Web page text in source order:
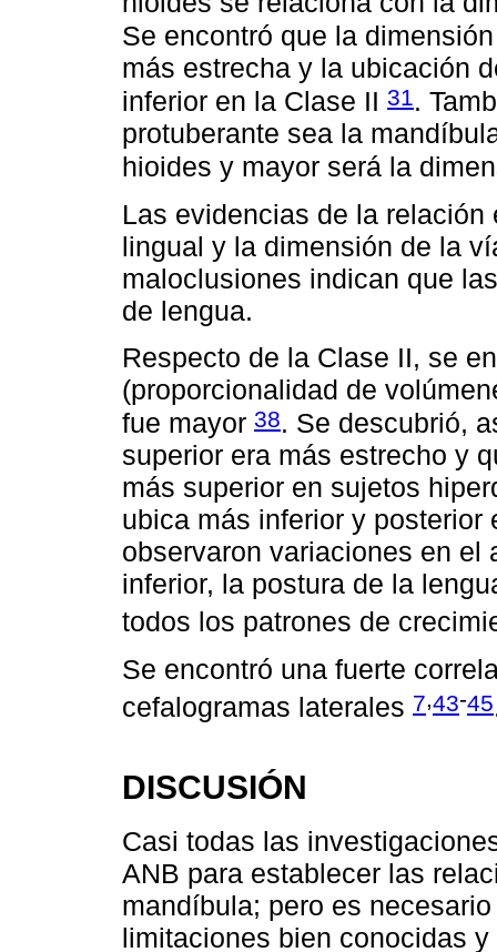
Se encontró que la
más estrecha y la ubicación
inferior en la Clase II 31.
protuberante sea la
hioides y mayor será la
Las evidencias de la
lingual y la dimensión de la
maloclusiones indican que
de lengua.
Respecto de la Clase II, se
(proporcionalidad de
fue mayor 38. Se descubrió,
superior era más estrecho y
más superior en sujetos
ubica más inferior y
observaron variaciones en el
inferior, la postura de la
todos los patrones de
Se encontró una fuerte
cefalogramas laterales 7,43-45
DISCUSIÓN
Casi todas las
ANB para establecer las
mandíbula; pero es
limitaciones bien conocidas